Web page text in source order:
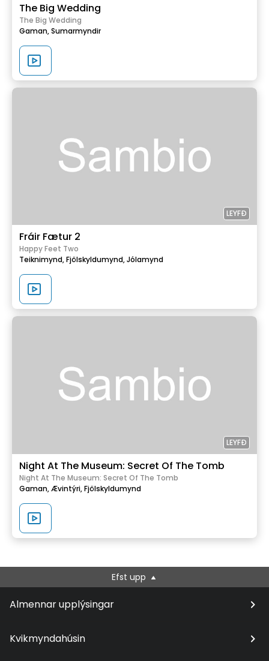
The Big Wedding
The Big Wedding
Gaman,Sumarmyndir
LEYFÐ
Fráir Fætur 2
Happy Feet Two
Teiknimynd,Fjölskyldumynd,Jólamynd
LEYFÐ
Night At The Museum: Secret Of The Tomb
Night At The Museum: Secret Of The Tomb
Gaman,Ævintýri,Fjölskyldumynd
Efst upp
Almennar upplýsingar
Kvikmyndahúsin